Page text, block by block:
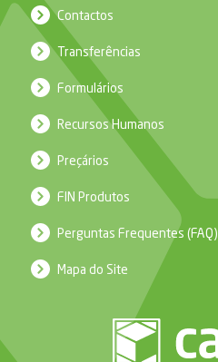
Contactos
Transferências
Formulários
Recursos Humanos
Preçários
FIN Produtos
Perguntas Frequentes (FAQ)
Mapa do Site